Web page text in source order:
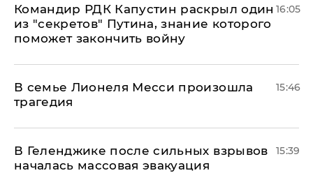
Командир РДК Капустин раскрыл один
из "секретов" Путина, знание которого
поможет закончить войну
16:05
В семье Лионеля Месси произошла
трагедия
15:46
В Геленджике после сильных взрывов
началась массовая эвакуация
15:39